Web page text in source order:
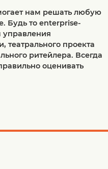
нам решать любую
Будь то enterprise-
управления
проекта
ритейлера. Всегда
оценивать